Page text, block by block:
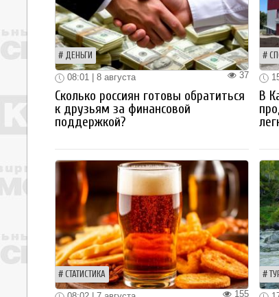
ДЕНЬГИ
37
08:01 | 8 августа
Сколько россиян готовы обратиться
к друзьям за финансовой
поддержкой?
В
СТАТИСТИКА
155